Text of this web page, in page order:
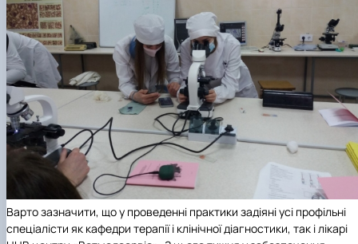
Варто зазначити, що у проведенні практики задіяні усі профільні
спеціалісти як кафедри терапії і клінічної діагностики, так і лікарі